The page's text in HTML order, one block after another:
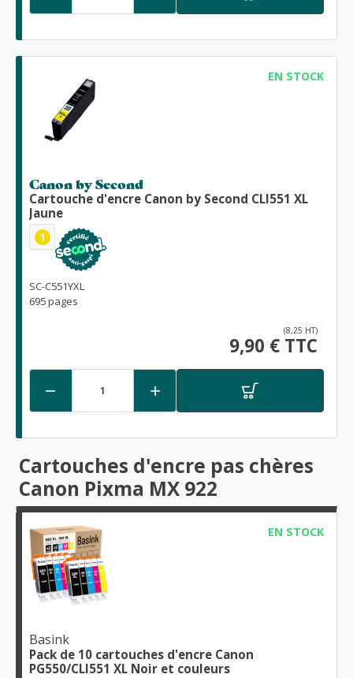
EN STOCK
Canon by Second
Cartouche d'encre Canon by Second CLI551 XL
Jaune
1
SC-C551YXL
695 pages
(8,25 HT)
9,90 € TTC
 
Cartouches d'encre pas chères
Canon Pixma MX 922
EN STOCK
Basink
Pack de 10 cartouches d'encre Canon
PG550/CLI551 XL Noir et couleurs